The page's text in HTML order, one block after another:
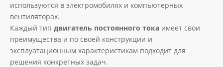
используются в электромобилях и компьютерных
вентиляторах.
Каждый тип двигатель постоянного тока имеет свои
преимущества и по своей конструкции и
эксплуатационным характеристикам подходит для
решения конкретных задач.